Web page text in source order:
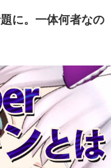
に。一体何者なの